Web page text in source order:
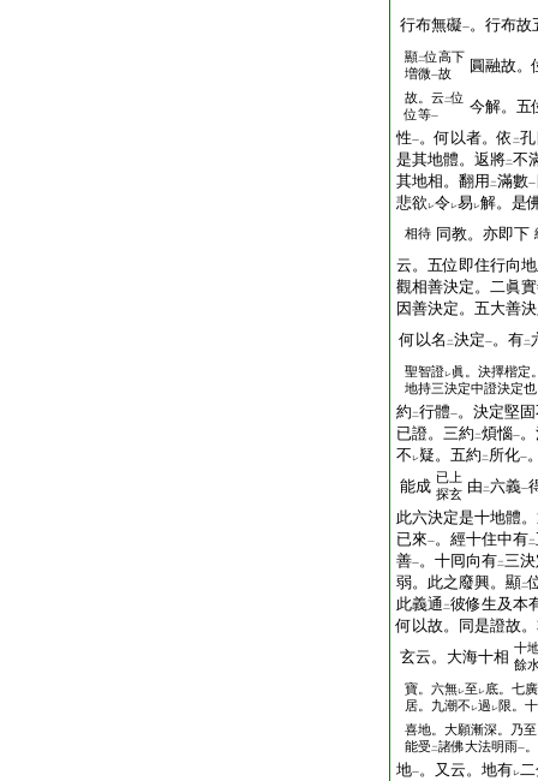
行布無礙一。行布故
顯二位高下
増微一故 圓融故。
故。云二位
位等一
今解。五
性一。何以者。依 二
是其地體。返將二不
其地相。翻用 二滿數一
悲欲 レ令レ易レ解。是
相待 同教。亦即下
云。五位即住行向
觀相善決定。二眞
因善決定。五大善
何以名 二決定一。有二
聖智證レ眞。決擇楷定
地持三決定中證決定
約 二行體一。決定堅
已證。三約 二煩惱一
不 レ疑。五約 二 所化一
能成 已上
探玄 由 二六義一
此六決定是十地體
已來一。經十住中有二
善一。十囘向有二三
弱。此之廢興。顯二
此義通 二彼修生及本
何以故。同是證故
玄云。大海十相 十
餘
寶。六無レ至 レ底。七
居。九潮不 レ過 レ限。
喜地。大願漸深。乃
能受 二諸佛大法明雨一
地一。又云。地有レ